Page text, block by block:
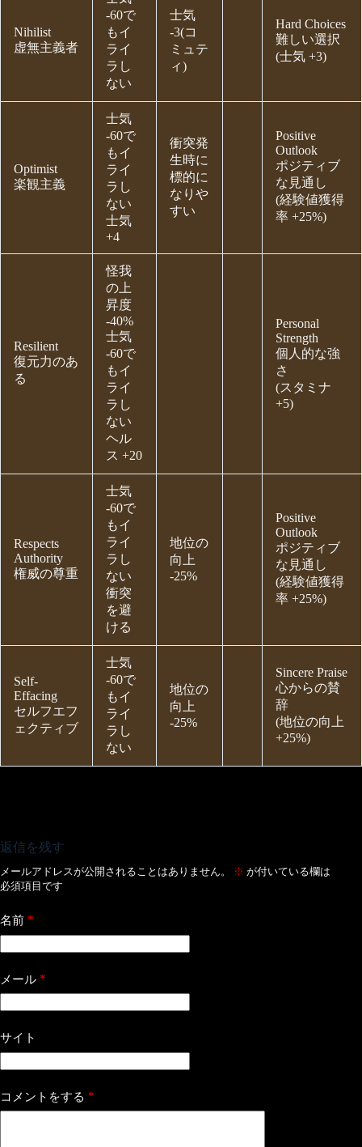
Nihilist
虚無主義者
-60で
もイ
ライ
ラし
ない
士気
-3(コ
ミュテ
ィ)
Hard Choices
難しい選択
(士気 +3)
Optimist
楽観主義
士気
-60で
もイ
ライ
ラし
ない
士気
+4
衝突発
生時に
標的に
なりや
すい
Positive
Outlook
ポジティブ
な見通し
(経験値獲得
率 +25%)
Resilient
復元力のあ
る
怪我
の上
昇度
-40%
士気
-60で
もイ
ライ
ラし
ない
ヘル
ス +20
Personal
Strength
個人的な強
さ
(スタミナ
+5)
Respects
Authority
権威の尊重
士気
-60で
もイ
ライ
ラし
ない
衝突
を避
ける
地位の
向上
-25%
Positive
Outlook
ポジティブ
な見通し
(経験値獲得
率 +25%)
Self-
Effacing
セルフエフ
ェクティブ
士気
-60で
もイ
ライ
ラし
ない
地位の
向上
-25%
Sincere Praise
心からの賛
辞
(地位の向上
+25%)
返信を残す
メールアドレスが公開されることはありません。 ※ が付いている欄は
必須項目です
名前 *
メール *
サイト
コメントをする *